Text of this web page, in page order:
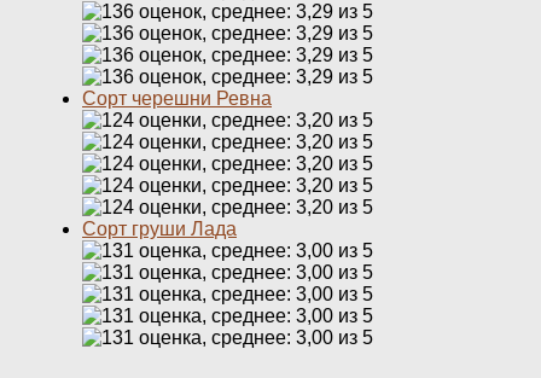
Сорт черешни Ревна
Сорт груши Лада